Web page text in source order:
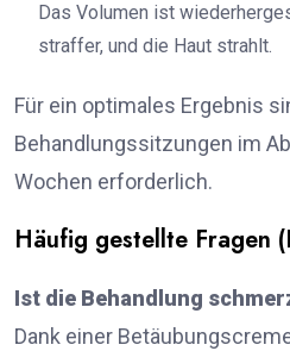
Das Volumen ist
straffer, und die Haut strahlt.
Für ein optimales Ergebnis
Behandlungssitzungen im
Wochen erforderlich.
Häufig gestellte Fragen
Ist die Behandlung
Dank einer